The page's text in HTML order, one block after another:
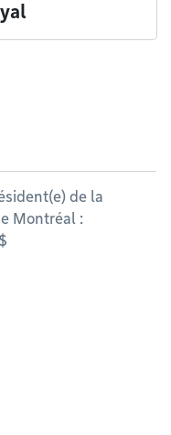
de la
Montréal :